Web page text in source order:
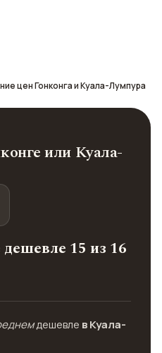
цен Гонконга и Куала-Лумпура
или Куала-
15 из 16
дешевле в Куала-